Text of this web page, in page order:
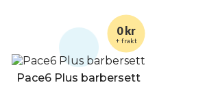
0 kr
+ frakt
Pace6 Plus barbersett